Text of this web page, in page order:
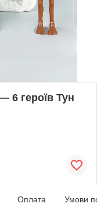
6 героїв Тун
Оплата Умови